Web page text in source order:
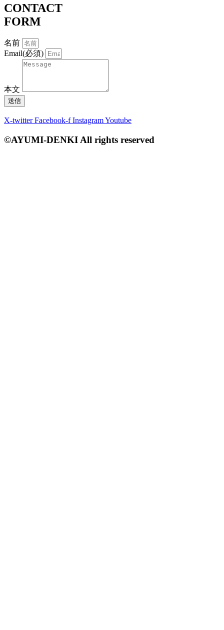
CONTACT
FORM
名前
Email(必須)
本文
送信
X-twitter Facebook-f InstagramYoutube
©AYUMI-DENKI All rights reserved